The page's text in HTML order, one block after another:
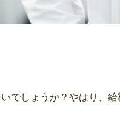
でしょうか？やはり、